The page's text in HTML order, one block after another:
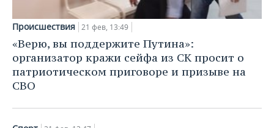
Происшествия 21 фев, 13:49
«Верю, вы поддержите Путина»:
организатор кражи сейфа из СК просит о
патриотическом приговоре и призыве на
СВО